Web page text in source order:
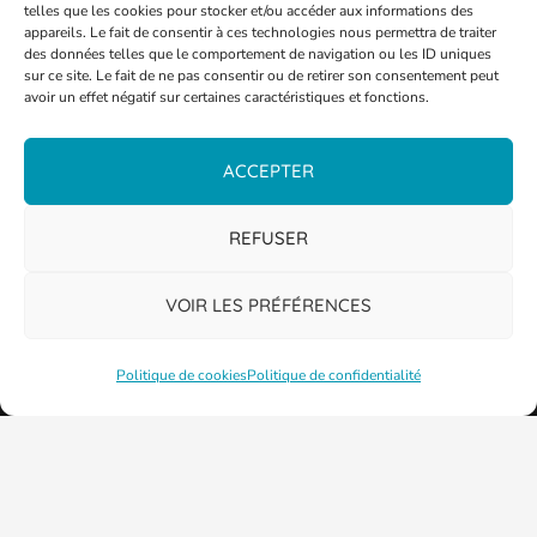
telles que les cookies pour stocker et/ou accéder aux informations des
appareils. Le fait de consentir à ces technologies nous permettra de traiter
des données telles que le comportement de navigation ou les ID uniques
sur ce site. Le fait de ne pas consentir ou de retirer son consentement peut
avoir un effet négatif sur certaines caractéristiques et fonctions.
ACCEPTER
REFUSER
VOIR LES PRÉFÉRENCES
Politique de cookiesPolitique de confidentialité